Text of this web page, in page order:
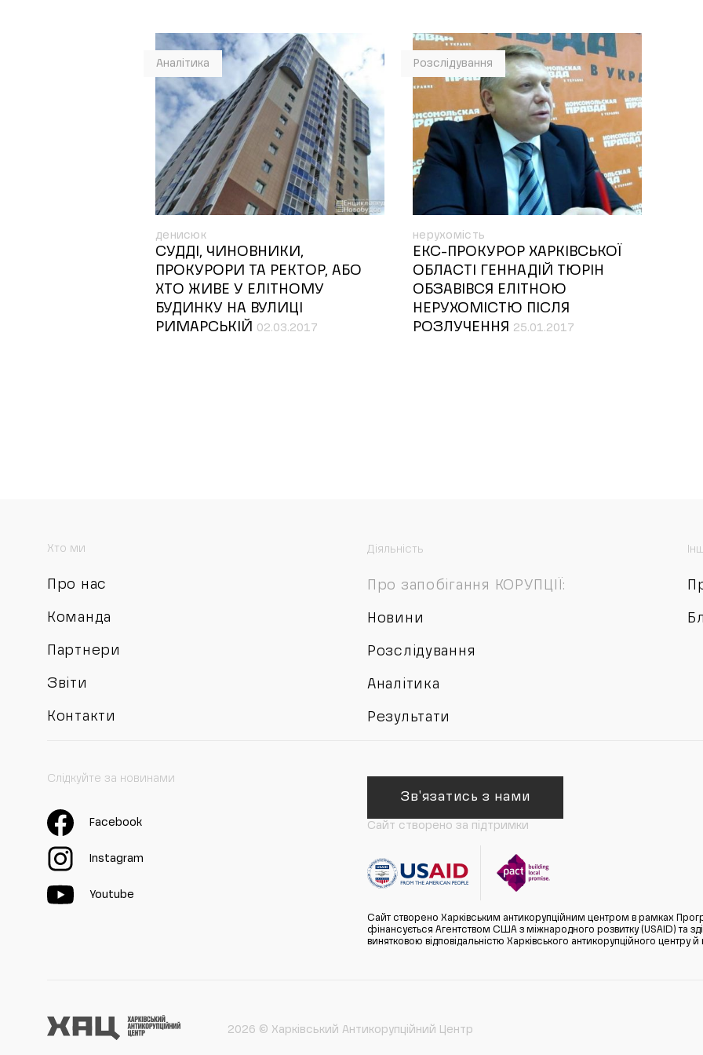
Аналітика
денисюк
СУДДІ, ЧИНОВНИКИ,
ПРОКУРОРИ ТА РЕКТОР, АБО
ХТО ЖИВЕ У ЕЛІТНОМУ
БУДИНКУ НА ВУЛИЦІ
РИМАРСЬКІЙ
02.03.2017
Розслідування
нерухомість
ЕКС-ПРОКУРОР ХАРКІВСЬКОЇ
ОБЛАСТІ ГЕННАДІЙ ТЮРІН
ОБЗАВІВСЯ ЕЛІТНОЮ
НЕРУХОМІСТЮ ПІСЛЯ
РОЗЛУЧЕННЯ
25.01.2017
Хто ми
Про нас
Команда
Партнери
Звіти
Контакти
Діяльність
Про запобігання КОРУПЦІЇ:
Новини
Розслідування
Аналітика
Результати
Слідкуйте за новинами
Facebook
Instagram
Youtube
Зв'язатись з нами
Сайт створено за підтримки
Сайт створено Харківським антикорупційним центром в рамках
фінансується Агентством США з міжнародного розвитку (USAID) та
винятковою відповідальністю Харківського антикорупційного
2026 © Харківський Антикорупційний Центр